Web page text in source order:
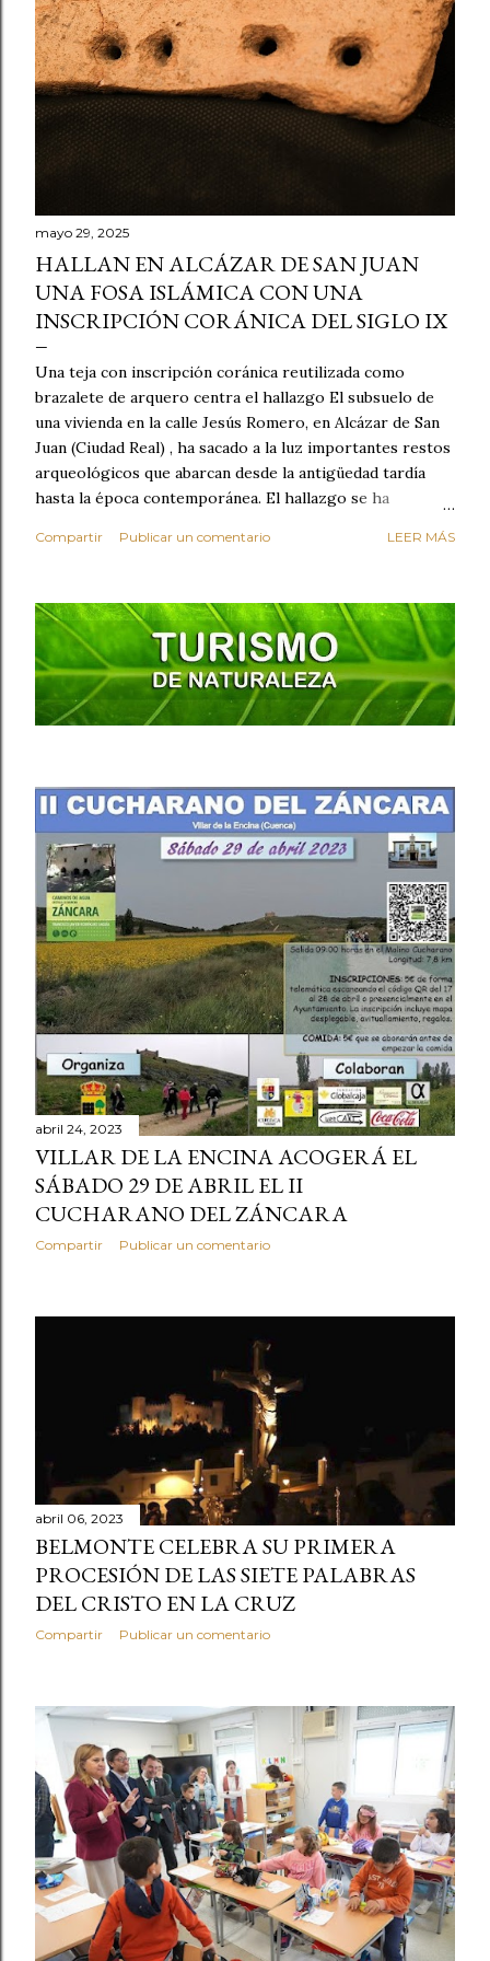
s
mayo 29, 2025
HALLAN EN ALCÁZAR DE SAN JUAN
UNA FOSA ISLÁMICA CON UNA
INSCRIPCIÓN CORÁNICA DEL SIGLO IX
Una teja con inscripción coránica reutilizada como
brazalete de arquero centra el hallazgo El subsuelo de
una vivienda en la calle Jesús Romero, en Alcázar de San
Juan (Ciudad Real) , ha sacado a la luz importantes restos
arqueológicos que abarcan desde la antigüedad tardía
hasta la época contemporánea. El hallazgo se ha
con motivo de la construcción de un nuevo sótano en el
fosa fechada entre los siglos IX y X , perteneciente al
periodo islámico. Su relleno contenía materiales
arqueológicos de gran valor , como restos óseos,
cerámicas decoradas (ataifores, cántaros, piezas
acanaladas, candiles), objetos de bronce, cáscaras de
huevo y cenizas. Una de las piezas más singulares
inscripción árabe: la fórmula coránica Bismillah ("En el
nombre de Al-lah, el Mise...
Compartir Publicar un comentario LEER MÁS
abril 24, 2023
VILLAR DE LA ENCINA ACOGERÁ EL
SÁBADO 29 DE ABRIL EL II
CUCHARANO DEL ZÁNCARA
Compartir Publicar un comentario
abril 06, 2023
BELMONTE CELEBRA SU PRIMERA
PROCESIÓN DE LAS SIETE PALABRAS
DEL CRISTO EN LA CRUZ
Compartir Publicar un comentario